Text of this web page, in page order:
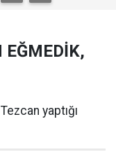
EĞMEDİK,
yaptığı